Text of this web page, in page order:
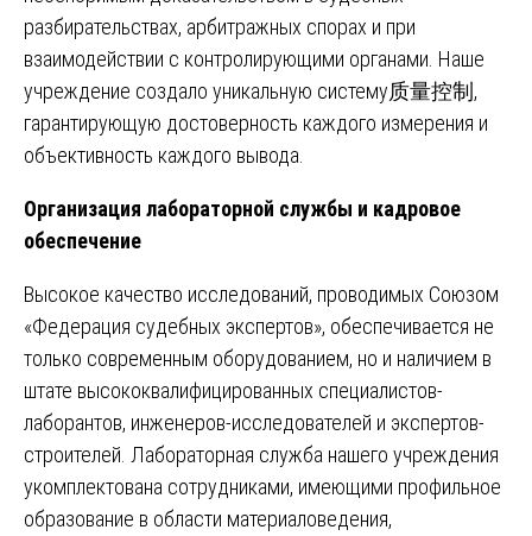
разбирательствах, арбитражных спорах и при
взаимодействии с контролирующими органами. Наше
учреждение создало уникальную систему质量控制,
гарантирующую достоверность каждого измерения и
объективность каждого вывода.
Организация лабораторной службы и кадровое
обеспечение
Высокое качество исследований, проводимых Союзом
«Федерация судебных экспертов», обеспечивается не
только современным оборудованием, но и наличием в
штате высококвалифицированных специалистов-
лаборантов, инженеров-исследователей и экспертов-
строителей. Лабораторная служба нашего учреждения
укомплектована сотрудниками, имеющими профильное
образование в области материаловедения,